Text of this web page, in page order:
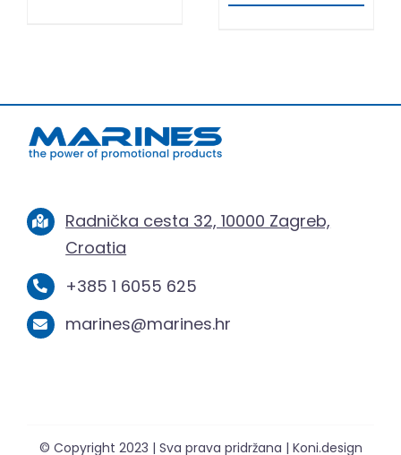
Radnička cesta 32, 10000 Zagreb,
Croatia
+385 1 6055 625
marines@marines.hr
© Copyright 2023 | Sva prava pridržana | Koni.design